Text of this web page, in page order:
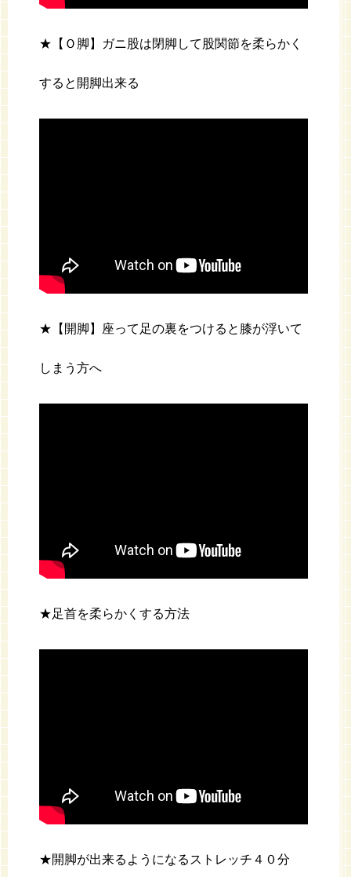
★【Ｏ脚】ガニ股は閉脚して股関節を柔らかく
すると開脚出来る
★【開脚】座って足の裏をつけると膝が浮いて
しまう方へ
★足首を柔らかくする方法
★開脚が出来るようになるストレッチ４０分